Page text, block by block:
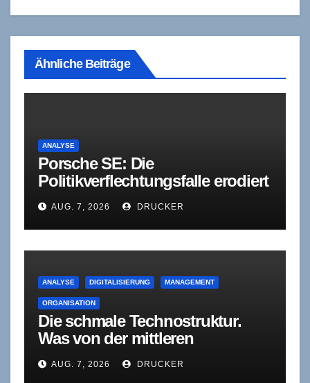
Ähnliche Beiträge
ANALYSE
Porsche SE: Die
Politikverflechtungsfalle erodiert
sich selbst
AUG. 7, 2026 DRUCKER
ANALYSE DIGITALISIERUNG MANAGEMENT
ORGANISATION
Die schmale Technostruktur.
Was von der mittleren
Führungsebene bleibt, wenn
Agenten sich selbst korrigieren
AUG. 7, 2026 DRUCKER